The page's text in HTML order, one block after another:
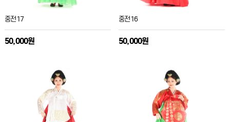
중전17
50,000원
중전16
50,000원